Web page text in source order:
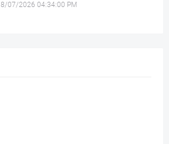
8/07/2026 04:34:00 PM